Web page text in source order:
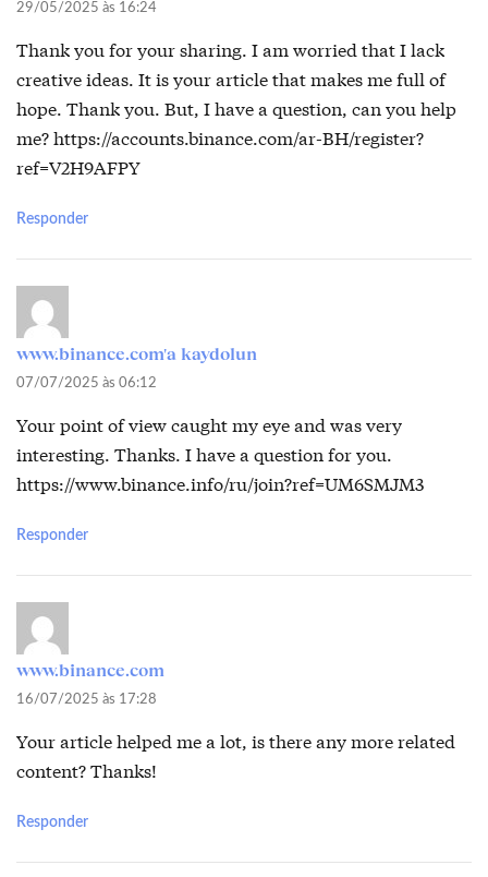
29/05/2025 às 16:24
Thank you for your sharing. I am worried that I lack
creative ideas. It is your article that makes me full of
hope. Thank you. But, I have a question, can you help
me?https://accounts.binance.com/ar-BH/register?
ref=V2H9AFPY
Responder
www.binance.com'a kaydolun
07/07/2025 às 06:12
Your point of view caught my eye and was very
interesting. Thanks. I have a question for you.
https://www.binance.info/ru/join?ref=UM6SMJM3
Responder
www.binance.com
16/07/2025 às 17:28
Your article helped me a lot, is there any more related
content? Thanks!
Responder